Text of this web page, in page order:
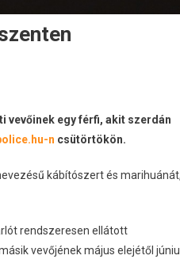
vevőinek egy férfi, akit szerdán
n csütörtökön.
kábítószert és
rendszeresen ellátott
vevőjének május elejétől